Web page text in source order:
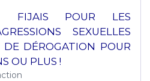
FIJAIS POUR LES
SEXUELLES
DÉROGATION POUR
OU PLUS !